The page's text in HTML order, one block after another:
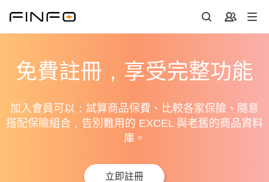
免費註冊，享受完整功能
加入會員可以：試算商品保費、比較各家保險、隨意
搭配保險組合，告別難用的 EXCEL 與老舊的商品資料
庫。
立即註冊